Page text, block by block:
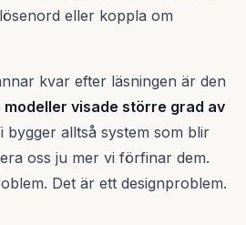
eller koppla om
kvar efter läsningen är den
visade större grad av
bygger alltså system som blir
oss ju mer vi förfinar dem.
Det är ett designproblem.